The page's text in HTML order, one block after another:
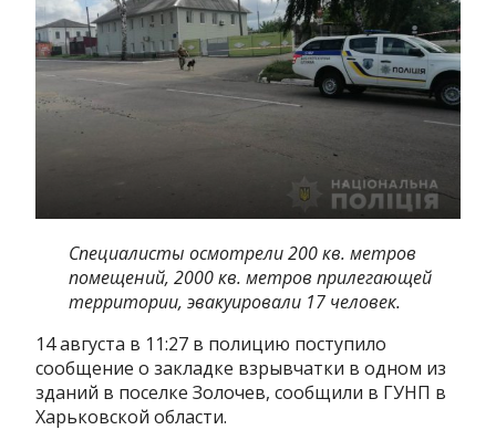
Специалисты осмотрели 200 кв. метров
помещений, 2000 кв. метров прилегающей
территории, эвакуировали 17 человек.
14 августа в 11:27 в полицию поступило
сообщение о закладке взрывчатки в одном из
зданий в поселке Золочев, сообщили в ГУНП в
Харьковской области.